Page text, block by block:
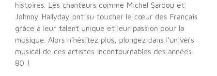
histoires. Les chanteurs comme Michel Sardou et
Johnny Hallyday ont su toucher le cœur des Français
grâce à leur talent unique et leur passion pour la
musique. Alors n’hésitez plus, plongez dans l’univers
musical de ces artistes incontournables des années
80 !